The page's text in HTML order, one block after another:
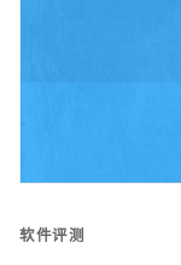
软件评测